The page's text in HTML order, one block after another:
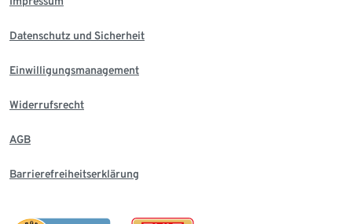
Datenschutz und Sicherheit
Einwilligungsmanagement
Widerrufsrecht
AGB
Barrierefreiheitserklärung